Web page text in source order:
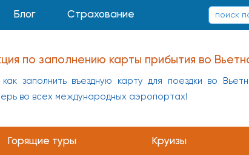
Блог Страхование
карты прибытия в Китай
как заполнить въездную карту для поездки в
Горящие туры Круизы